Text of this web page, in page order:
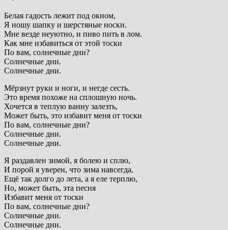
Белая гадость лежит под окном,
Я ношу шапку и шерстяные носки.
Мне везде неуютно, и пиво пить в лом.
Как мне избавиться от этой тоски
По вам, солнечные дни?
Солнечные дни.
Солнечные дни.
Мёрзнут руки и ноги, и негде сесть.
Это время похоже на сплошную ночь.
Хочется в теплую ванну залезть,
Может быть, это избавит меня от тоски
По вам, солнечные дни?
Солнечные дни.
Солнечные дни.
Я раздавлен зимой, я болею и сплю,
И порой я уверен, что зима навсегда,
Ещё так долго до лета, а я еле терплю,
Но, может быть, эта песня
Избавит меня от тоски
По вам, солнечные дни?
Солнечные дни.
Солнечные дни.